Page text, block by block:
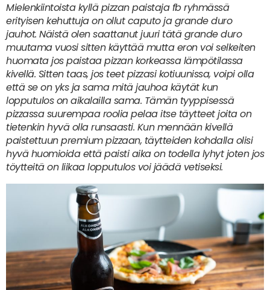
Mielenkiintoista kyllä pizzan paistaja fb ryhmässä
erityisen kehuttuja on ollut caputo ja grande duro
jauhot. Näistä olen saattanut juuri tätä grande duro
muutama vuosi sitten käyttää mutta eron voi selkeiten
huomata jos paistaa pizzan korkeassa lämpötilassa
kivellä. Sitten taas, jos teet pizzasi kotiuunissa, voipi olla
että se on yks ja sama mitä jauhoa käytät kun
lopputulos on aikalailla sama. Tämän tyyppisessä
pizzassa suurempaa roolia pelaa itse täytteet joita on
tietenkin hyvä olla runsaasti. Kun mennään kivellä
paistettuun premium pizzaan, täytteiden kohdalla olisi
hyvä huomioida että paisti aika on todella lyhyt joten jos
töytteitä on liikaa lopputulos voi jäädä vetiseksi.